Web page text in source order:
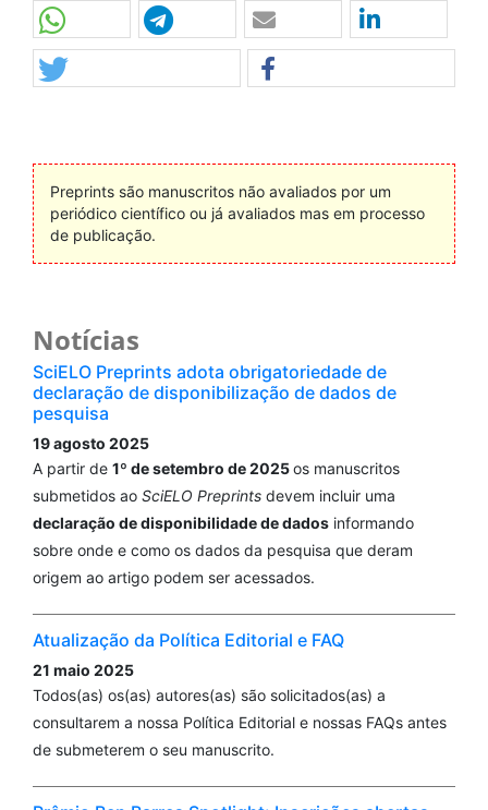
Preprints são manuscritos não avaliados por um
periódico científico ou já avaliados mas em processo
de publicação.
Notícias
SciELO Preprints adota obrigatoriedade de
declaração de disponibilização de dados de
pesquisa
19 agosto 2025
A partir de 1º de setembro de 2025os manuscritos
submetidos ao SciELO Preprints devem incluir uma
declaração de disponibilidade de dados informando
sobre onde e como os dados da pesquisa que deram
origem ao artigo podem ser acessados.
Atualização da Política Editorial e FAQ
21 maio 2025
Todos(as) os(as) autores(as) são solicitados(as) a
consultarem a nossa Política Editorial e nossas FAQs antes
de submeterem o seu manuscrito.